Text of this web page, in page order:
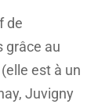
de
grâce au
est à un
Juvigny